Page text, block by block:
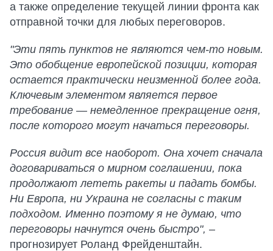
а также определение текущей линии фронта как
отправной точки для любых переговоров.
"Эти пять пунктов не являются чем-то новым.
Это обобщение европейской позиции, которая
остается практически неизменной более года.
Ключевым элементом является первое
требование — немедленное прекращение огня,
после которого могут начаться переговоры.
Россия видит все наоборот. Она хочет сначала
договариваться о мирном соглашении, пока
продолжают лететь ракеты и падать бомбы.
Ни Европа, ни Украина не согласны с таким
подходом. Именно поэтому я не думаю, что
переговоры начнутся очень быстро", –
прогнозирует Роланд Фрейденштайн.